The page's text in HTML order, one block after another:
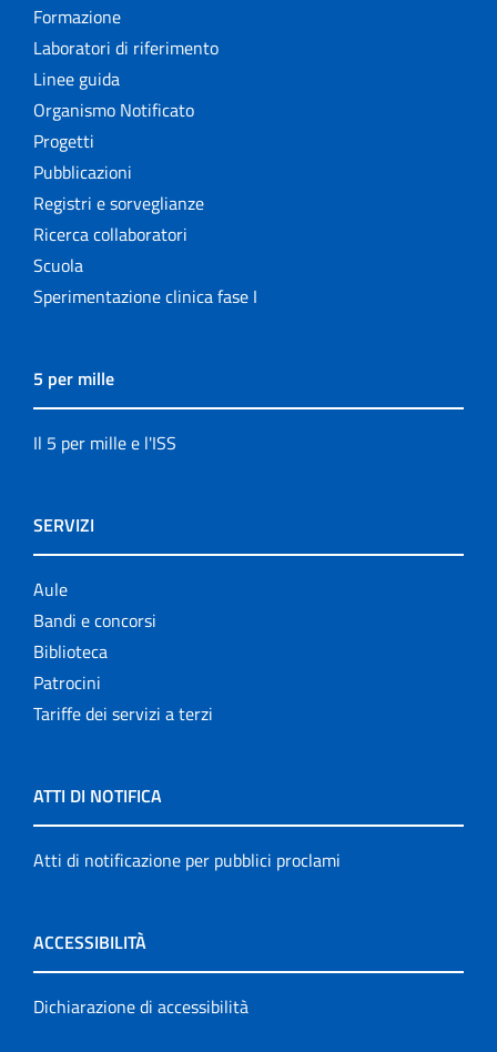
Formazione
Laboratori di riferimento
Linee guida
Organismo Notificato
Progetti
Pubblicazioni
Registri e sorveglianze
Ricerca collaboratori
Scuola
Sperimentazione clinica fase I
5 per mille
Il 5 per mille e l'ISS
SERVIZI
Aule
Bandi e concorsi
Biblioteca
Patrocini
Tariffe dei servizi a terzi
ATTI DI NOTIFICA
Atti di notificazione per pubblici proclami
ACCESSIBILITÀ
Dichiarazione di accessibilità